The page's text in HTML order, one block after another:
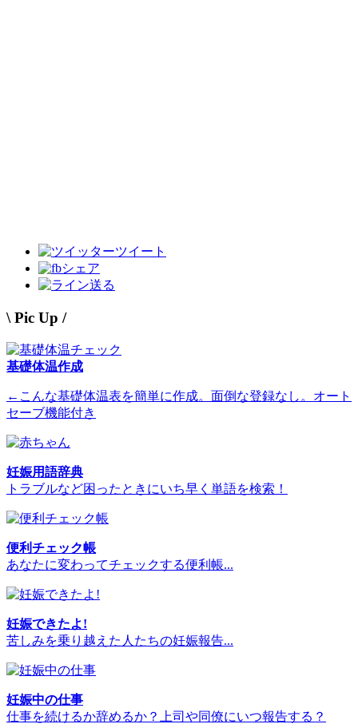
ツイート
シェア
送る
\ Pic Up /
基礎体温作成
←こんな基礎体温表を簡単に作成。面倒な登録なし。オート
セーブ機能付き
妊娠用語辞典
トラブルなど困ったときにいち早く単語を検索！
便利チェック帳
あなたに変わってチェックする便利帳...
妊娠できたよ!
苦しみを乗り越えた人たちの妊娠報告...
妊娠中の仕事
仕事を続けるか辞めるか？上司や同僚にいつ報告する？